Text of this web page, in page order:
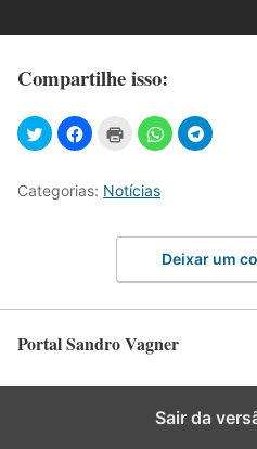
Compartilhe isso:
Categorias: Notícias
Deixar um
Portal Sandro Vagner
Sair da